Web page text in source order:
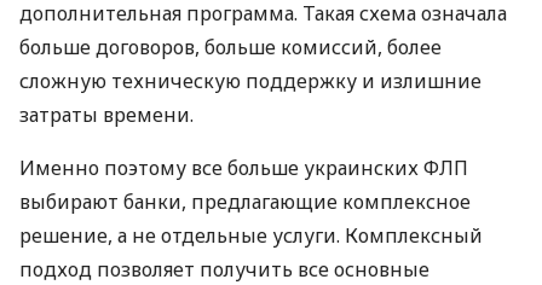
дополнительная программа. Такая схема означала
больше договоров, больше комиссий, более
сложную техническую поддержку и излишние
затраты времени.
Именно поэтому все больше украинских ФЛП
выбирают банки, предлагающие комплексное
решение, а не отдельные услуги. Комплексный
подход позволяет получить все основные